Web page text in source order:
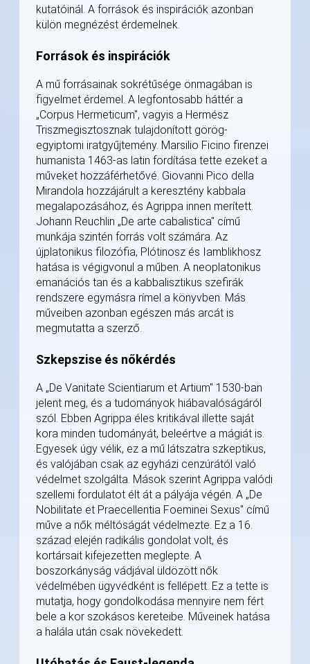
kutatóinál. A források és inspirációk azonban
külön megnézést érdemelnek.
Források és inspirációk
A mű forrásainak sokrétűsége önmagában is
figyelmet érdemel. A legfontosabb háttér a
„Corpus Hermeticum", vagyis a Hermész
Triszmegisztosznak tulajdonított görög-
egyiptomi iratgyűjtemény. Marsilio Ficino firenzei
humanista 1463-as latin fordítása tette ezeket a
műveket hozzáférhetővé. Giovanni Pico della
Mirandola hozzájárult a keresztény kabbala
megalapozásához, és Agrippa innen merített.
Johann Reuchlin „De arte cabalistica" című
munkája szintén forrás volt számára. Az
újplatonikus filozófia, Plótinosz és Iamblikhosz
hatása is végigvonul a műben. A neoplatonikus
emanációs tan és a kabbalisztikus szefirák
rendszere egymásra rímel a könyvben. Más
műveiben azonban egészen más arcát is
megmutatta a szerző.
Szkepszise és nőkérdés
A „De Vanitate Scientiarum et Artium" 1530-ban
jelent meg, és a tudományok hiábavalóságáról
szól. Ebben Agrippa éles kritikával illette saját
kora minden tudományát, beleértve a mágiát is.
Egyesek úgy vélik, ez a mű látszatra szkeptikus,
és valójában csak az egyházi cenzúrától való
védelmet szolgálta. Mások szerint Agrippa valódi
szellemi fordulatot élt át a pályája végén. A „De
Nobilitate et Praecellentia Foeminei Sexus" című
műve a nők méltóságát védelmezte. Ez a 16.
század elején radikális gondolat volt, és
kortársait kifejezetten meglepte. A
boszorkányság vádjával üldözött nők
védelmében ügyvédként is fellépett. Ez a tette is
mutatja, hogy gondolkodása mennyire nem fért
bele a kor szokásos kereteibe. Műveinek hatása
a halála után csak növekedett.